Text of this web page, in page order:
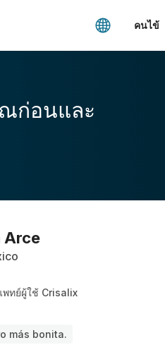
คนไข้
ก่อนและ
Arce
พทย์ผู้ใช้ Crisalix
más bonita.